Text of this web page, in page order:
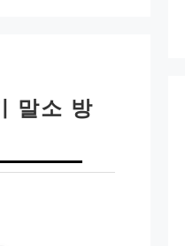
말소 방